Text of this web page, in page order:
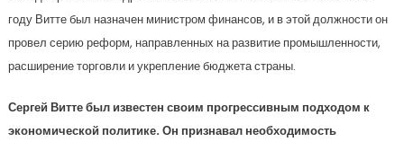
году Витте был назначен министром финансов, и в этой должности он
провел серию реформ, направленных на развитие промышленности,
расширение торговли и укрепление бюджета страны.
Сергей Витте был известен своим прогрессивным подходом к
экономической политике. Он признавал необходимость